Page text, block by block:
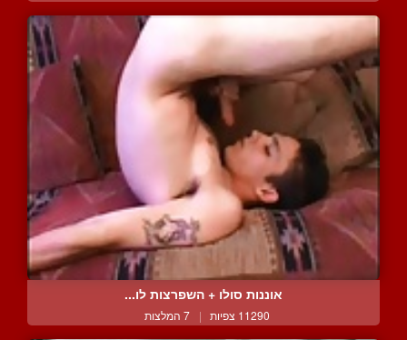
אוננות סולו + השפרצות לו...
11290 צפיות | 7 המלצות